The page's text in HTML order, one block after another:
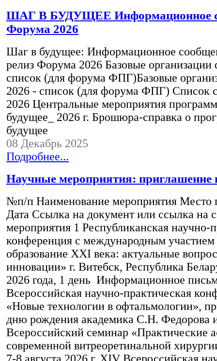
ШАГ В БУДУЩЕЕ Информационное
Форума 2026
Шаг в будущее: Информационное
релиз Форума 2026 Базовые
список (для форума ФПГ)Базовые
2026 - список (для форума ФПГ) Список
2026 Центральные мероприятия
будущее_ 2026 г. Брошюра-справка о
будущее
08 Декабрь 2025
Подробнее...
Научные мероприятия: приглашение
№п/п Наименование мероприятия Место
Дата Ссылка на документ или ссылка на
мероприятия 1 Республиканская научно-
конференция с международным
образование XXI века: актуальные
инновации» г. Витебск, Республика
2026 года, 1 день Информационное
Всероссийская научно-практическая
«Новые технологии в офтальмологии»,
дню рождения академика С.Н. Федорова
Всероссийский семинар «Практические
современной витреоретинальной